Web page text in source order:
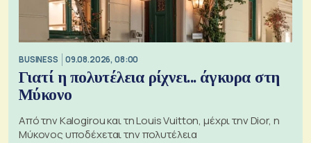
BUSINESS 09.08.2026, 08:00
Γιατί η πολυτέλεια ρίχνει... άγκυρα στη
Μύκονο
Από την Kalogirou και τη Louis Vuitton, μέχρι την Dior, η
Μύκονος υποδέχεται την πολυτέλεια